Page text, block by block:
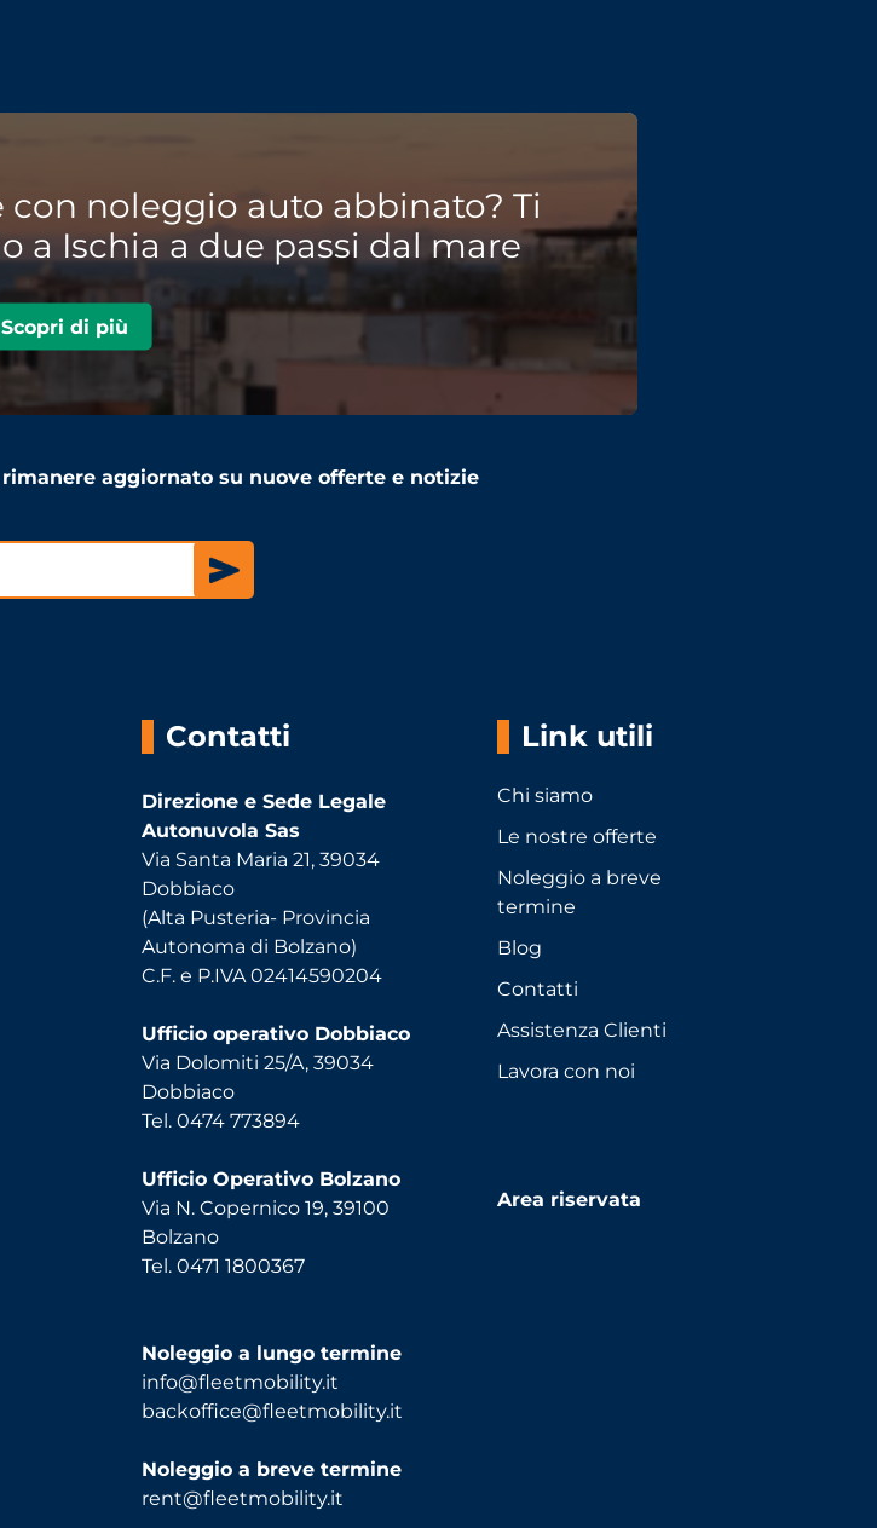
con noleggio auto abbinato? Ti
a Ischia a due passi dal mare
Scopri di più
aggiornato su nuove offerte e notizie
Contatti
Direzione e Sede Legale
Autonuvola Sas
Via Santa Maria 21, 39034
Dobbiaco
(Alta Pusteria- Provincia
Autonoma di Bolzano)
C.F. e P.IVA 02414590204
Ufficio operativo Dobbiaco
Via Dolomiti 25/A, 39034
Dobbiaco
Tel. 0474 773894
Ufficio Operativo Bolzano
Via N. Copernico 19, 39100
Bolzano
Tel. 0471 1800367
Noleggio a lungo termine
info@fleetmobility.it
backoffice@fleetmobility.it
Noleggio a breve termine
rent@fleetmobility.it
Link utili
Chi siamo
Le nostre offerte
Noleggio a breve
termine
Blog
Contatti
Assistenza Clienti
Lavora con noi
Area riservata